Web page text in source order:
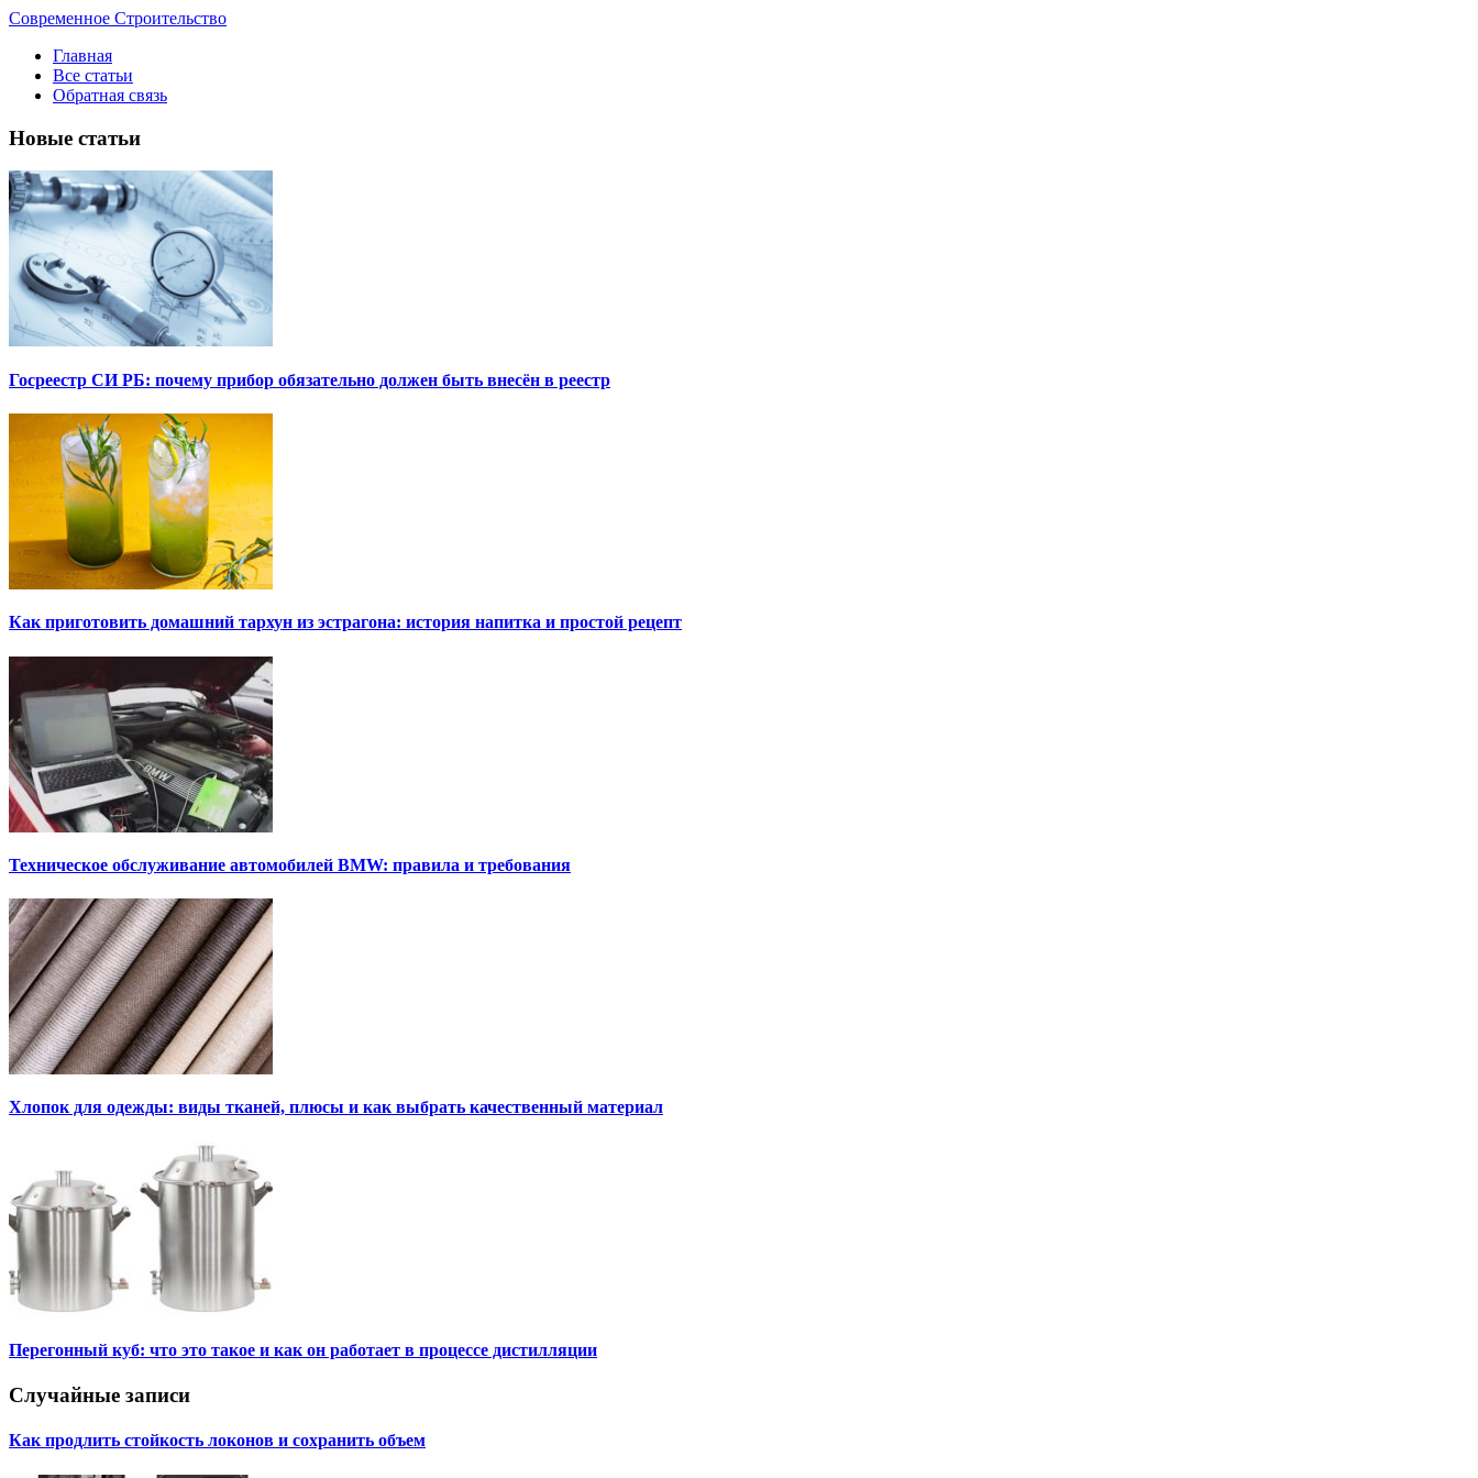
Современное Строительство
Главная
Все статьи
Обратная связь
Новые статьи
Госреестр СИ РБ: почему прибор обязательно должен быть внесён в реестр
Как приготовить домашний тархун из эстрагона: история напитка и простой рецепт
Техническое обслуживание автомобилей BMW: правила и требования
Хлопок для одежды: виды тканей, плюсы и как выбрать качественный материал
Перегонный куб: что это такое и как он работает в процессе дистилляции
Случайные записи
Как продлить стойкость локонов и сохранить объем